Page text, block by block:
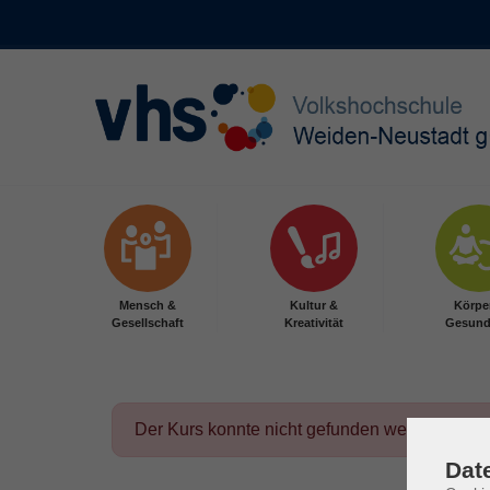
Mensch &
Gesellschaft
Kultur &
Kreativität
Der Kurs konnte nicht gefunden werden.